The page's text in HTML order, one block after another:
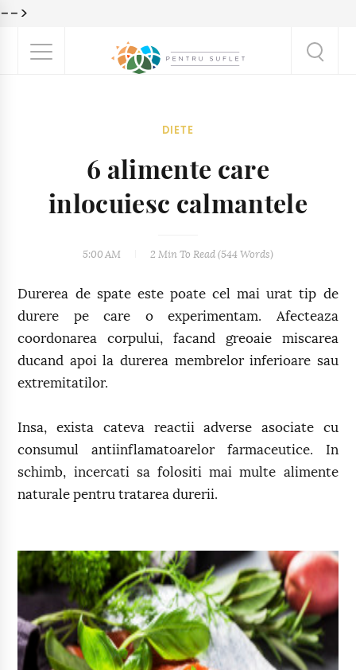
-->
DIETE
6 alimente care
inlocuiesc calmantele
5:00 AM 2 Min To Read (544 Words)
Durerea de spate este poate cel mai urat tip de
durere pe care o experimentam. Afecteaza
coordonarea corpului, facand greoaie miscarea
ducand apoi la durerea membrelor inferioare sau
extremitatilor.
Insa, exista cateva reactii adverse asociate cu
consumul antiinflamatoarelor farmaceutice. In
schimb, incercati sa folositi mai multe alimente
naturale pentru tratarea durerii.